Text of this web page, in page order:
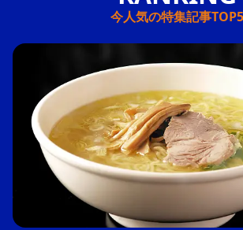
今人気の特集記事TOP5